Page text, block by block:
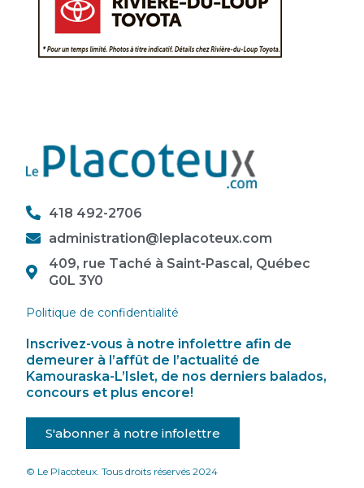
418 492-2706
administration@leplacoteux.com
409, rue Taché à Saint-Pascal, Québec
G0L 3Y0
Politique de confidentialité
Inscrivez-vous à notre infolettre afin de
demeurer à l’affût de l’actualité de
Kamouraska-L’Islet, de nos derniers balados,
concours et plus encore!
S'abonner à notre infolettre
© Le Placoteux. Tous droits réservés 2024